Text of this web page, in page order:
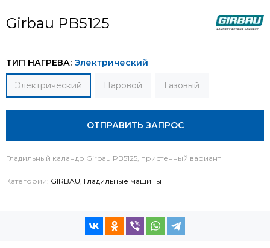
Girbau PB5125
ТИП НАГРЕВА: Электрический
Электрический Паровой Газовый
ОТПРАВИТЬ ЗАПРОС
Гладильный каландр Girbau PB5125, пристенный вариант
Категории: GIRBAU, Гладильные машины